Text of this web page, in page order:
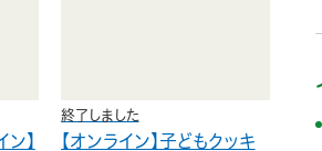
】
終了しました
【オンライン】子どもクッキ